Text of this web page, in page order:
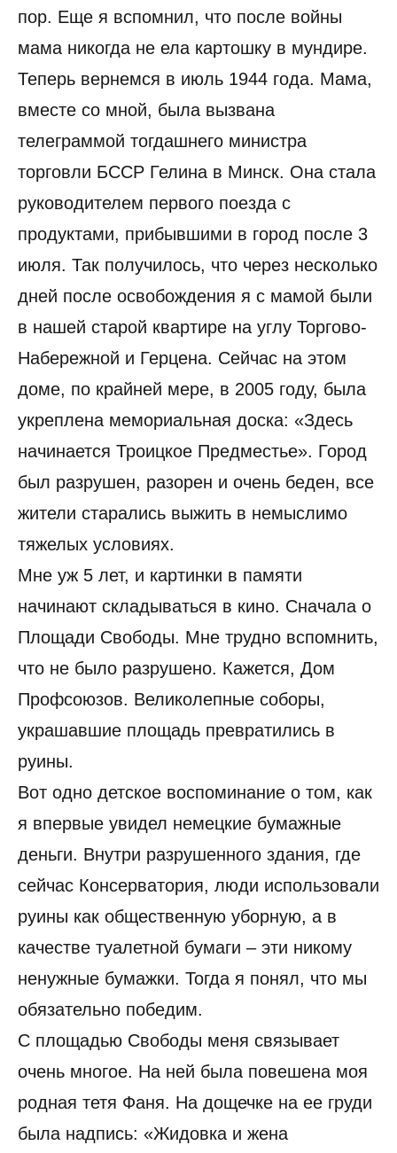
пор. Еще я вспомнил, что после войны
мама никогда не ела картошку в мундире.
Теперь вернемся в июль 1944 года. Мама,
вместе со мной, была вызвана
телеграммой тогдашнего министра
торговли БССР Гелина в Минск. Она стала
руководителем первого поезда с
продуктами, прибывшими в город после 3
июля. Так получилось, что через несколько
дней после освобождения я с мамой были
в нашей старой квартире на углу Торгово-
Набережной и Герцена. Сейчас на этом
доме, по крайней мере, в 2005 году, была
укреплена мемориальная доска: «Здесь
начинается Троицкое Предместье». Город
был разрушен, разорен и очень беден, все
жители старались выжить в немыслимо
тяжелых условиях.
Мне уж 5 лет, и картинки в памяти
начинают складываться в кино. Сначала о
Площади Свободы. Мне трудно вспомнить,
что не было разрушено. Кажется, Дом
Профсоюзов. Великолепные соборы,
украшавшие площадь превратились в
руины.
Вот одно детское воспоминание о том, как
я впервые увидел немецкие бумажные
деньги. Внутри разрушенного здания, где
сейчас Консерватория, люди использовали
руины как общественную уборную, а в
качестве туалетной бумаги – эти никому
ненужные бумажки. Тогда я понял, что мы
обязательно победим.
С площадью Свободы меня связывает
очень многое. На ней была повешена моя
родная тетя Фаня. На дощечке на ее груди
была надпись: «Жидовка и жена